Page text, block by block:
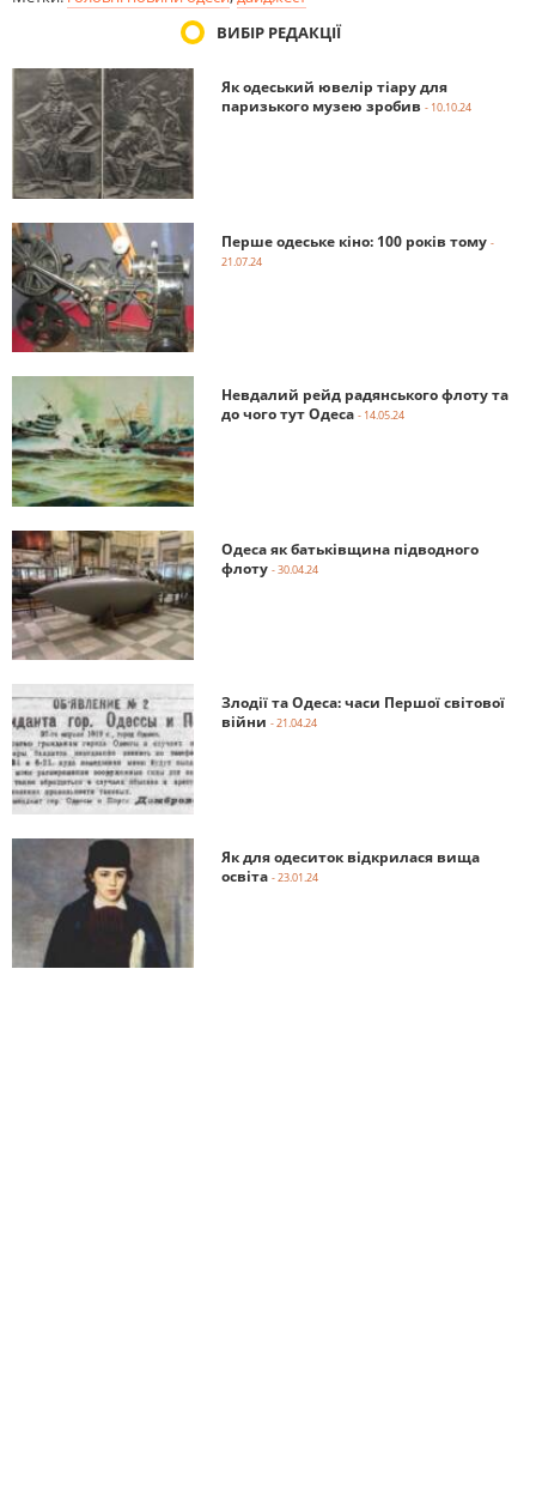
ВИБІР РЕДАКЦІЇ
Як одеський ювелір тіару для
паризького музею зробив - 10.10.24
Перше одеське кіно: 100 років тому -
21.07.24
Невдалий рейд радянського флоту та
до чого тут Одеса - 14.05.24
Одеса як батьківщина підводного
флоту - 30.04.24
Злодії та Одеса: часи Першої світової
війни - 21.04.24
Як для одеситок відкрилася вища
освіта - 23.01.24